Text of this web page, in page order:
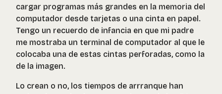
cargar programas más grandes en la memoria del
computador desde tarjetas o una cinta en papel.
Tengo un recuerdo de infancia en que mi padre
me mostraba un terminal de computador al que le
colocaba una de estas cintas perforadas, como la
de la imagen.
Lo crean o no, los tiempos de arrranque han